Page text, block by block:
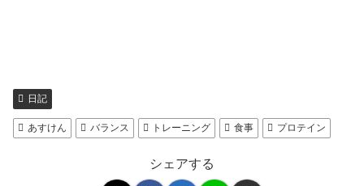
日記
あすけん バランス トレーニング 食事 プロテイン
シェアする